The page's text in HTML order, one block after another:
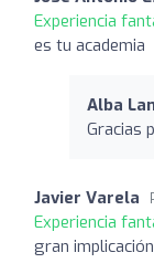
Experiencia
es tu academia
Alba
Gracias
Javier Varela
Experiencia
gran